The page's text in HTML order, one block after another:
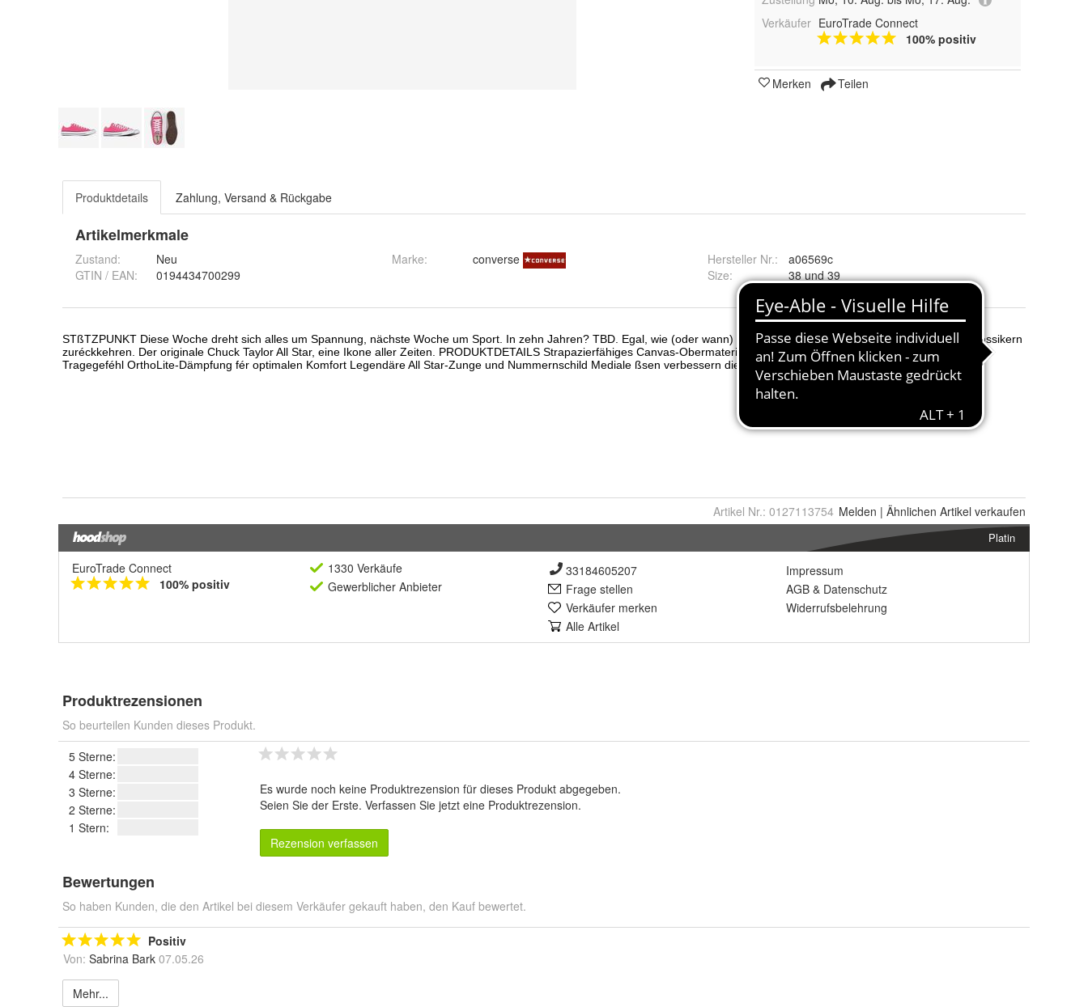
Verkäufer EuroTrade Connect
100% positiv
Merken Teilen
Produktdetails Zahlung, Versand & Rückgabe
Artikelmerkmale
Zustand:
Neu
GTIN / EAN:
0194434700299
Marke: converse Hersteller Nr.:
a06569c
Size: 38 und 39
Artikel Nr.: 0127113754 Melden | Ähnlichen Artikel verkaufen
Platin
EuroTrade Connect
100% positiv
1330 Verkäufe
Gewerblicher Anbieter
33184605207
Frage stellen
Verkäufer merken
Alle Artikel
Impressum
AGB & Datenschutz
Widerrufsbelehrung
Produktrezensionen
So beurteilen Kunden dieses Produkt.
5 Sterne:
4 Sterne:
3 Sterne:
2 Sterne:
1 Stern:
Es wurde noch keine Produktrezension für dieses Produkt abgegeben.
Seien Sie der Erste. Verfassen Sie jetzt eine Produktrezension.
Rezension verfassen
Bewertungen
So haben Kunden, die den Artikel bei diesem Verkäufer gekauft haben, den Kauf bewertet.
Positiv
Von: Sabrina Bark 07.05.26
Mehr...